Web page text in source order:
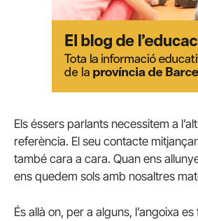
Els éssers parlants necessitem a
referència. El seu contacte
també cara a cara. Quan ens
ens quedem sols amb nosaltres
És allà on, per a alguns, l’angoixa